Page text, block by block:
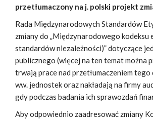
przetłumaczony na j. polski projekt
Rada Międzynarodowych Standardów
zmiany do „Międzynarodowego
standardów niezależności)” dotyczące
publicznego (więcej na ten temat można
trwają prace nad przetłumaczeniem
ww. jednostek oraz nakładają na firmy
gdy podczas badania ich sprawozdań
Aby odpowiednio zaadresować zmiany